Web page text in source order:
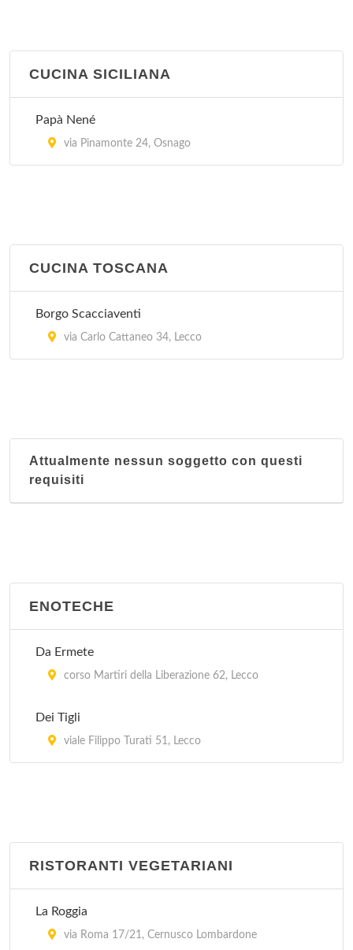
CUCINA SICILIANA
Papà Nené
via Pinamonte 24, Osnago
CUCINA TOSCANA
Borgo Scacciaventi
via Carlo Cattaneo 34, Lecco
Attualmente nessun soggetto con questi
requisiti
ENOTECHE
Da Ermete
corso Martiri della Liberazione 62, Lecco
Dei Tigli
viale Filippo Turati 51, Lecco
RISTORANTI VEGETARIANI
La Roggia
via Roma 17/21, Cernusco Lombardone